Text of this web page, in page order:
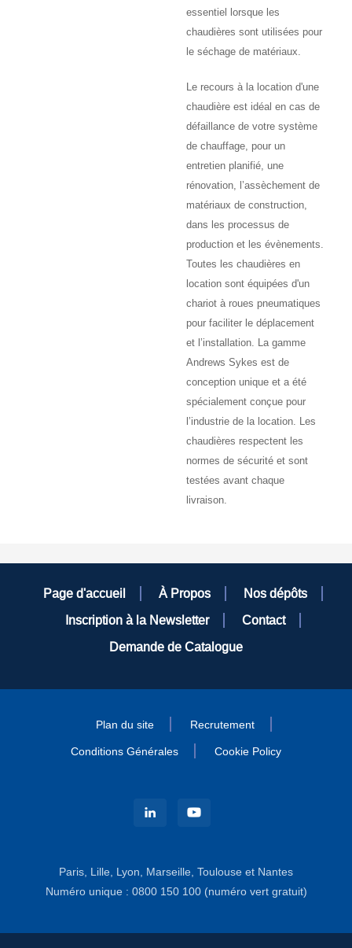
essentiel lorsque les
chaudières sont utilisées pour
le séchage de matériaux.
Le recours à la location d'une
chaudière est idéal en cas de
défaillance de votre système
de chauffage, pour un
entretien planifié, une
rénovation, l’assèchement de
matériaux de construction,
dans les processus de
production et les évènements.
Toutes les chaudières en
location sont équipées d'un
chariot à roues pneumatiques
pour faciliter le déplacement
et l’installation. La gamme
Andrews Sykes est de
conception unique et a été
spécialement conçue pour
l’industrie de la location. Les
chaudières respectent les
normes de sécurité et sont
testées avant chaque
livraison.
Page d'accueil À Propos
Nos dépôts
Inscription à la Newsletter
Contact
Demande de Catalogue
Plan du site Recrutement
Conditions Générales Cookie Policy
Paris, Lille, Lyon, Marseille, Toulouse et Nantes
Numéro unique : 0800 150 100 (numéro vert gratuit)